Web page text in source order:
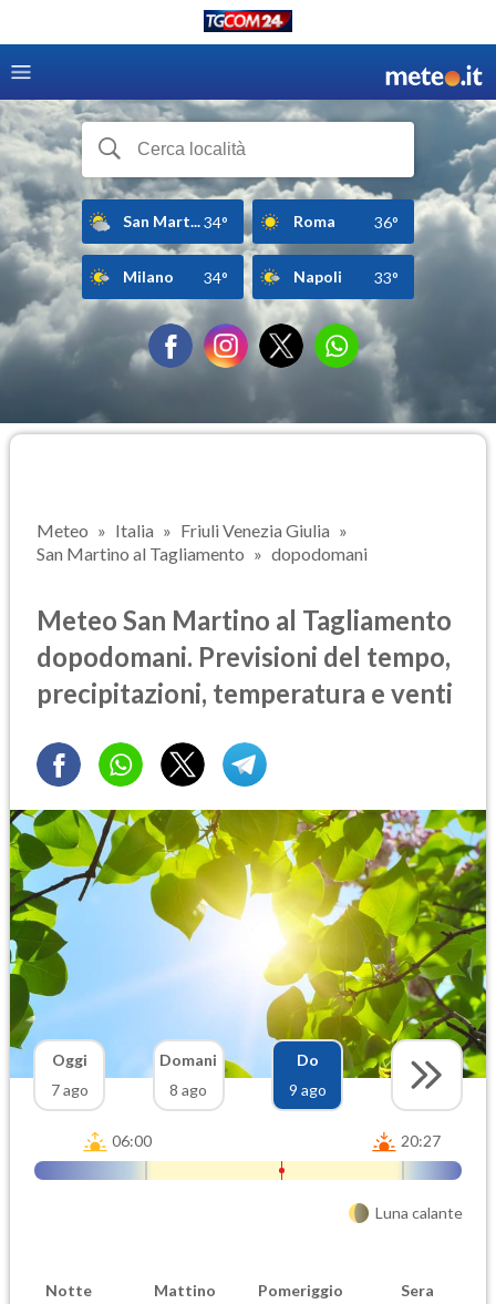
San Mart...34° Roma 36°
Milano 34° Napoli 33°
Meteo Italia
Friuli Venezia Giulia
San Martino al Tagliamento
dopodomani
Meteo San Martino al Tagliamento
dopodomani. Previsioni del tempo,
precipitazioni, temperatura e venti
Oggi
7 ago
Domani
8 ago
Do
9 ago
06:00 20:27
Luna calante
Notte Mattino Pomeriggio Sera